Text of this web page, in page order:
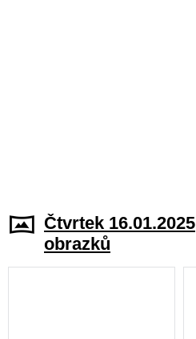
Čtvrtek 16.01.2025
obrazků